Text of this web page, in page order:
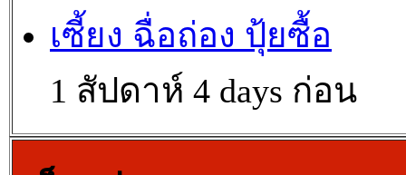
เซี้ยง ฉื่อถ่อง ปุ้ยซื้อ
1 สัปดาห์ 4 days ก่อน